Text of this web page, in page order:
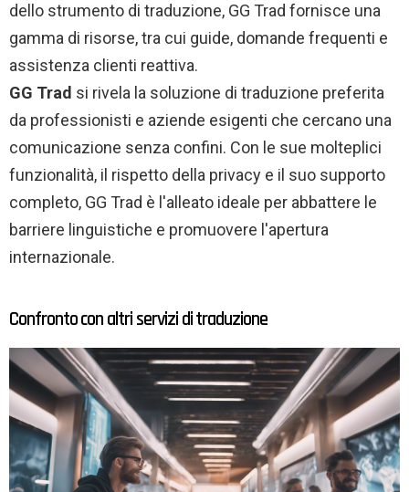
dello strumento di traduzione, GG Trad fornisce una
gamma di risorse, tra cui guide, domande frequenti e
assistenza clienti reattiva.
GG Trad si rivela la soluzione di traduzione preferita
da professionisti e aziende esigenti che cercano una
comunicazione senza confini. Con le sue molteplici
funzionalità, il rispetto della privacy e il suo supporto
completo, GG Trad è l'alleato ideale per abbattere le
barriere linguistiche e promuovere l'apertura
internazionale.
Confronto con altri servizi di traduzione